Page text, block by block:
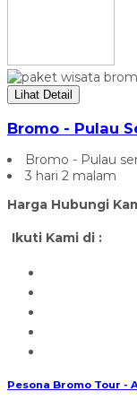
Lihat Detail
Bromo - Pulau
Bromo - Pulau
3 hari 2 malam
Harga Hubungi
Ikuti Kami di :
Pesona Bromo Tour -